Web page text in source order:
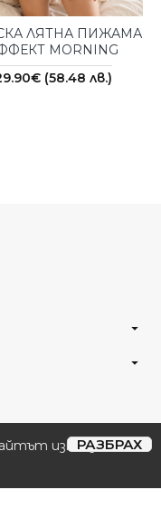
ЛЯТНА ПИЖАМА
MORNING
(58.48 лв.)
РАЗБРАХ
използвa